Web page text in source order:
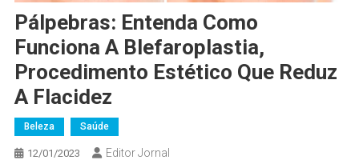
Pálpebras: Entenda Como
Funciona A Blefaroplastia,
Procedimento Estético Que Reduz
A Flacidez
Beleza Saúde
12/01/2023 Editor Jornal